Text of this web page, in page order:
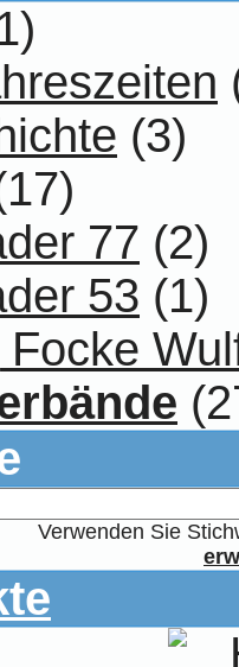
(3)
77 (2)
53 (1)
Verwenden Sie